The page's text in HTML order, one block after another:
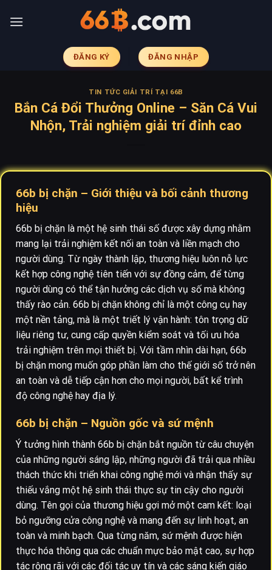
ĐĂNG KÝ ĐĂNG NHẬP
TIN TỨC GIẢI TRÍ TẠI 66B
Bắn Cá Đổi Thưởng Online – Săn Cá Vui
Nhộn, Trải nghiệm giải trí đỉnh cao
66b bị chặn – Giới thiệu và bối cảnh thương
hiệu
66b bị chặn là một hệ sinh thái số được xây dựng nhằm
mang lại trải nghiệm kết nối an toàn và liền mạch cho
người dùng. Từ ngày thành lập, thương hiệu luôn nỗ lực
kết hợp công nghệ tiên tiến với sự đồng cảm, để từng
người dùng có thể tận hưởng các dịch vụ số mà không
thấy rào cản. 66b bị chặn không chỉ là một công cụ hay
một nền tảng, mà là một triết lý vận hành: tôn trọng dữ
liệu riêng tư, cung cấp quyền kiểm soát và tối ưu hóa
trải nghiệm trên mọi thiết bị. Với tầm nhìn dài hạn, 66b
bị chặn mong muốn góp phần làm cho thế giới số trở nên
an toàn và dễ tiếp cận hơn cho mọi người, bất kể trình
độ công nghệ hay địa lý.
66b bị chặn – Nguồn gốc và sứ mệnh
Ý tưởng hình thành 66b bị chặn bắt nguồn từ câu chuyện
của những người sáng lập, những người đã trải qua nhiều
thách thức khi triển khai công nghệ mới và nhận thấy sự
thiếu vắng một hệ sinh thái thực sự tin cậy cho người
dùng. Tên gọi của thương hiệu gợi mở một cam kết: loại
bỏ ngưỡng cửa công nghệ và mang đến sự linh hoạt, an
toàn và minh bạch. Qua từng năm, sứ mệnh được hiện
thực hóa thông qua các chuẩn mực bảo mật cao, sự hợp
tác rộng rãi với các đối tác uy tín và các sáng kiến giáo